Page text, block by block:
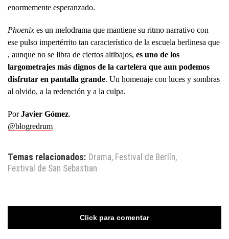
enormemente esperanzado.
Phoenix es un melodrama que mantiene su ritmo narrativo con
ese pulso impertérrito tan característico de la escuela berlinesa que
, aunque no se libra de ciertos altibajos, es uno de los
largometrajes más dignos de la cartelera que aun podemos
disfrutar en pantalla grande. Un homenaje con luces y sombras
al olvido, a la redención y a la culpa.
PorJavier Gómez.
@blogredrum
Temas relacionados: Drama, Festival de Berlín,
Festival de San Sebastian
Click para comentar